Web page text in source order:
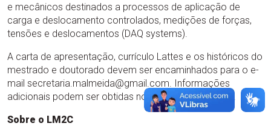
e mecânicos destinados a processos de aplicação de
carga e deslocamento controlados, medições de forças,
tensões e deslocamentos (DAQ systems).
A carta de apresentação, currículo Lattes e os históricos do
mestrado e doutorado devem ser encaminhados para o e-
mail secretaria.malmeida@gmail.com. Informações
adicionais podem ser obtidas no telefone 3938-7772.
Sobre o LM2C